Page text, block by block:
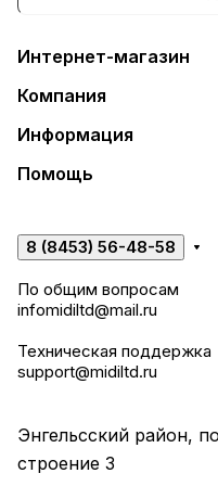
Интернет-магазин
Компания
Информация
Помощь
8 (8453) 56-48-58
По общим вопросам
infomidiltd@mail.ru
Техническая поддержка
support@midiltd.ru
Энгельсский район,
строение 3